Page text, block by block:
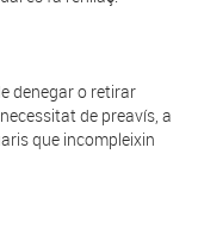
denegar o retirar
de preavís, a
que incompleixin